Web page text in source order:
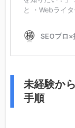
未経験か
手順